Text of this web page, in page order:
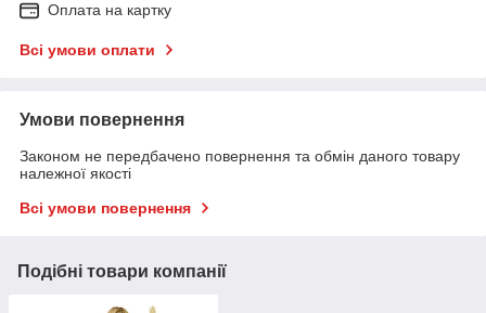
Оплата на картку
Всі умови оплати
Умови повернення
Законом не передбачено повернення та обмін даного товару
належної якості
Всі умови повернення
Подібні товари компанії